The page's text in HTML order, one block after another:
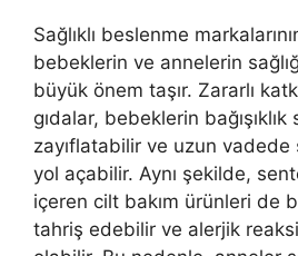
Sağlıklı beslenme
bebeklerin ve annelerin
büyük önem taşır. Zararlı
gıdalar, bebeklerin bağışıklık
zayıflatabilir ve uzun vadede
yol açabilir. Aynı şekilde,
içeren cilt bakım ürünleri de
tahriş edebilir ve alerjik